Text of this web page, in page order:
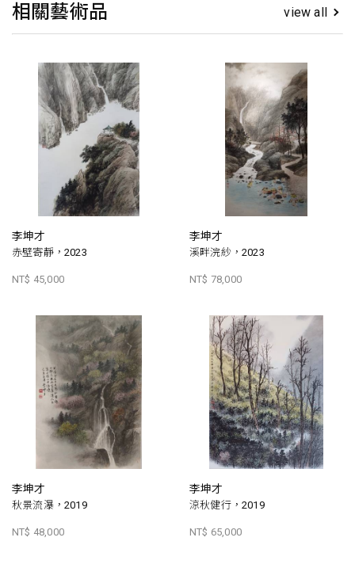
相關藝術品 view all
李坤才
赤壁寄靜，2023
NT$ 45,000
李坤才
溪畔浣紗，2023
NT$ 78,000
李坤才
秋景流瀑，2019
NT$ 48,000
李坤才
涼秋健行，2019
NT$ 65,000